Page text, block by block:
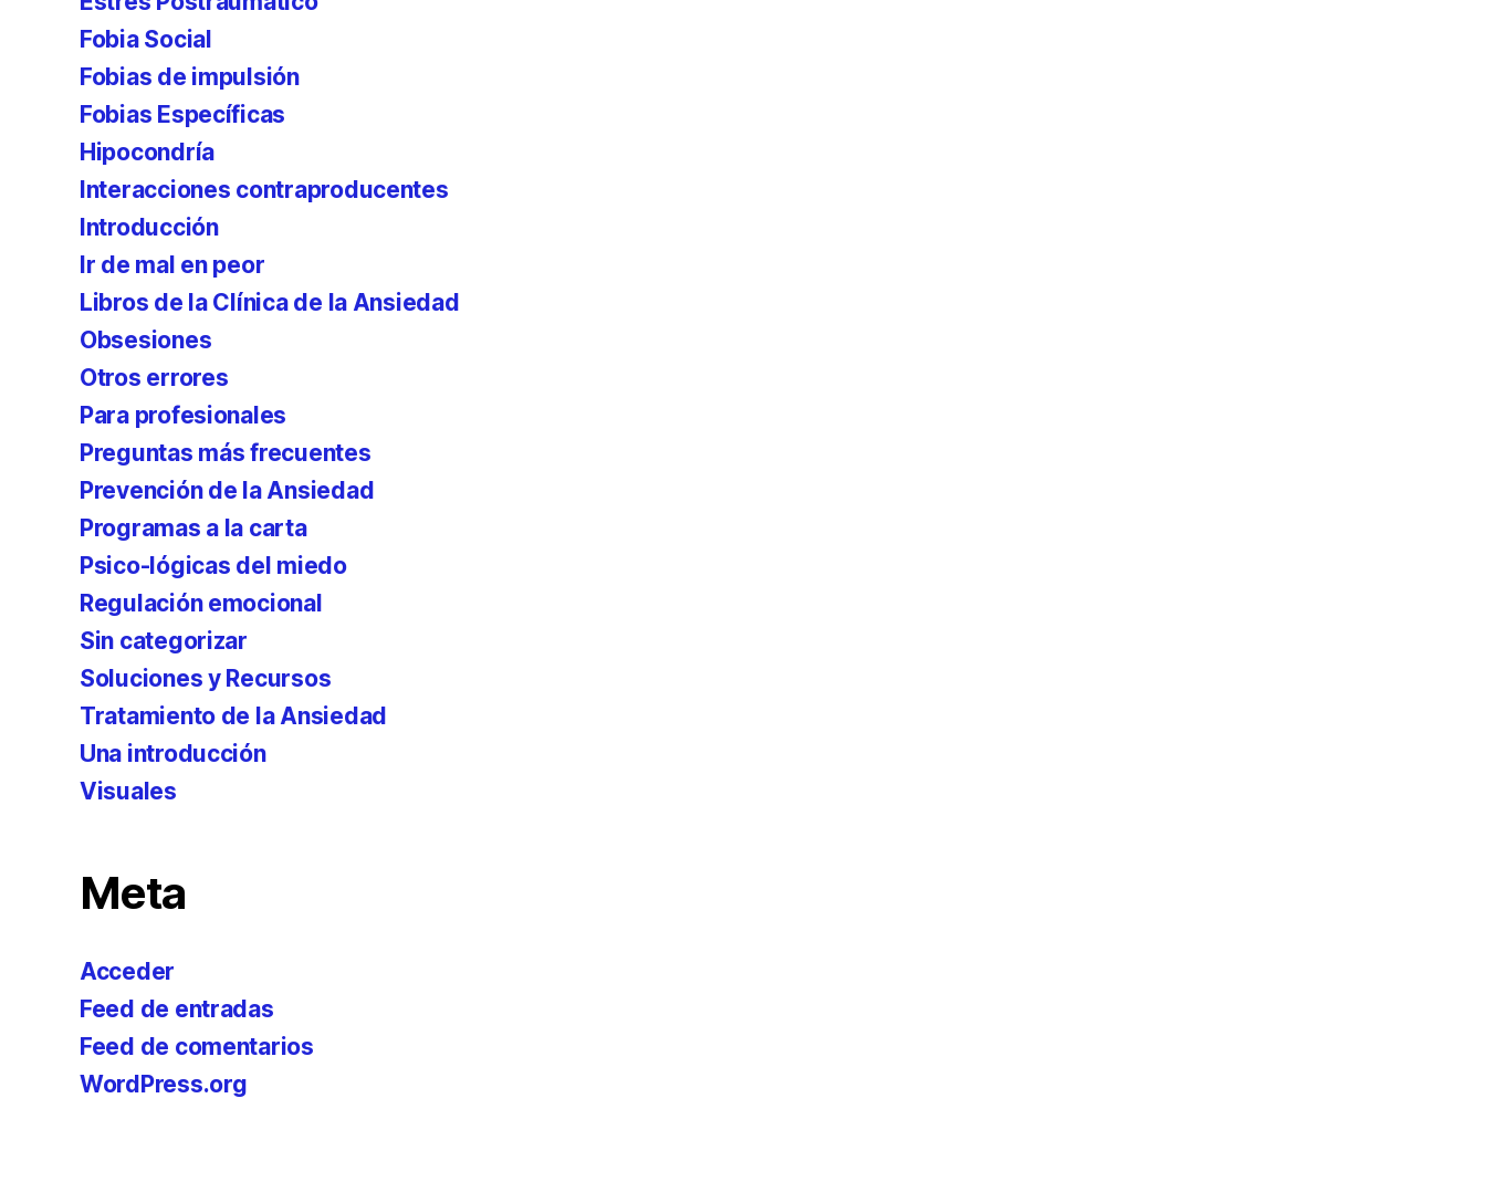
Fobia Social
Fobias de impulsión
Fobias Específicas
Hipocondría
Interacciones contraproducentes
Introducción
Ir de mal en peor
Libros de la Clínica de la Ansiedad
Obsesiones
Otros errores
Para profesionales
Preguntas más frecuentes
Prevención de la Ansiedad
Programas a la carta
Psico-lógicas del miedo
Regulación emocional
Sin categorizar
Soluciones y Recursos
Tratamiento de la Ansiedad
Una introducción
Visuales
Meta
Acceder
Feed de entradas
Feed de comentarios
WordPress.org